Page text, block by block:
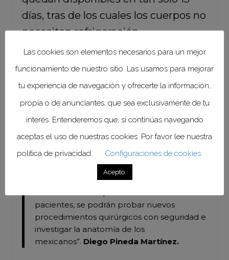
días, tras de los cuales los cuerpos no
necesitan refrigeración,
manteniéndose flexibles y con una
coloración prácticamente normal.
nuevo ingreso a la Facultad de Medicina, en
total, la licenciatura tiene aproximadamente
nueve mil estudiantes y los médicos que
licenciatura son casi 11 mil. Gracias al
Programa de Donación de Cuerpos,
muchos de estos alumnos podrán elevar su
pacientes, se podrán probar nuevos
procedimientos quirúrgicos con seguridad e
investigar la anatomía de los
mexicanos”. Diego Pineda Martínez.
Las cookies son elementos necesarios para un mejor
funcionamiento de nuestro sitio. Las usamos para mejorar
tu experiencia de navegación y ofrecerte la información,
propia o de anunciantes, que sea exclusivamente de tu
interés. Entenderemos que, si continúas navegando
aceptas el uso de nuestras cookies. Por favor lee nuestra
política de privacidad.
Configuraciones de cookies.
Acepto.